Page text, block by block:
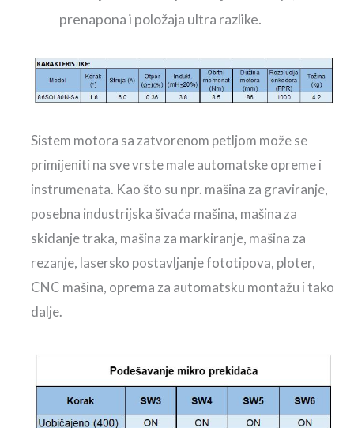
prenapona i položaja ultra razlike.
Sistem motora sa zatvorenom petljom može se
primijeniti na sve vrste male automatske opreme i
instrumenata. Kao što su npr. mašina za graviranje,
posebna industrijska šivaća mašina, mašina za
skidanje traka, mašina za markiranje, mašina za
rezanje, lasersko postavljanje fototipova, ploter,
CNC mašina, oprema za automatsku montažu i tako
dalje.